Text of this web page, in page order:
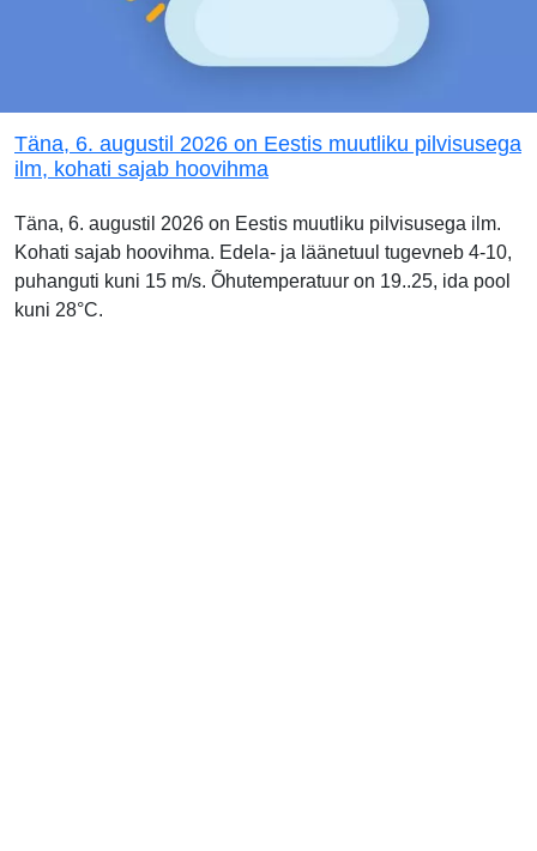
Täna, 6. augustil 2026 on Eestis muutliku pilvisusega
ilm, kohati sajab hoovihma
Täna, 6. augustil 2026 on Eestis muutliku pilvisusega ilm.
Kohati sajab hoovihma. Edela- ja läänetuul tugevneb 4-10,
puhanguti kuni 15 m/s. Õhutemperatuur on 19..25, ida pool
kuni 28°C.